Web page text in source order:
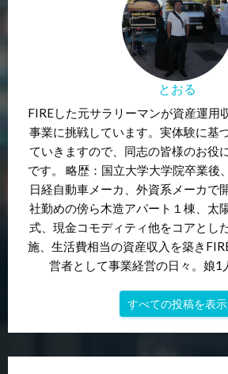
とおる
FIREした元サラリーマンが資産運用
事業に挑戦しています。実体験に基
ていきますので、同志の皆様のお役
です。 略歴：国立大学大学院卒業後
日経自動車メーカ、外資系メーカで
社勤めの傍ら木造アパート１棟、太
式、現金コモディティ他をコアとし
施、生活費相当の資産収入を築き
営者として事業経営の日々。娘1
すべての投稿を表示